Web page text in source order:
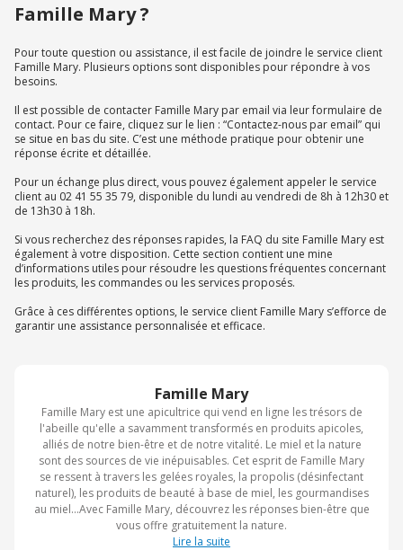
Famille Mary
Famille Mary est une apicultrice qui vend en ligne les trésors de
l'abeille qu'elle a savamment transformés en produits apicoles,
alliés de notre bien-être et de notre vitalité. Le miel et la nature
sont des sources de vie inépuisables. Cet esprit de Famille Mary
se ressent à travers les gelées royales, la propolis (désinfectant
naturel), les produits de beauté à base de miel, les gourmandises
au miel...Avec Famille Mary, découvrez les réponses bien-être que
vous offre gratuitement la nature.
Lire la suite
Famille Mary ?
Pour toute question ou assistance, il est facile de joindre le service client
Famille Mary. Plusieurs options sont disponibles pour répondre à vos
besoins.
Il est possible de contacter Famille Mary par email via leur formulaire de
contact. Pour ce faire, cliquez sur le lien : “Contactez-nous par email” qui
se situe en bas du site. C’est une méthode pratique pour obtenir une
réponse écrite et détaillée.
Pour un échange plus direct, vous pouvez également appeler le service
client au 02 41 55 35 79, disponible du lundi au vendredi de 8h à 12h30 et
de 13h30 à 18h.
Si vous recherchez des réponses rapides, la FAQ du site Famille Mary est
également à votre disposition. Cette section contient une mine
d’informations utiles pour résoudre les questions fréquentes concernant
les produits, les commandes ou les services proposés.
Grâce à ces différentes options, le service client Famille Mary s’efforce de
garantir une assistance personnalisée et efficace.